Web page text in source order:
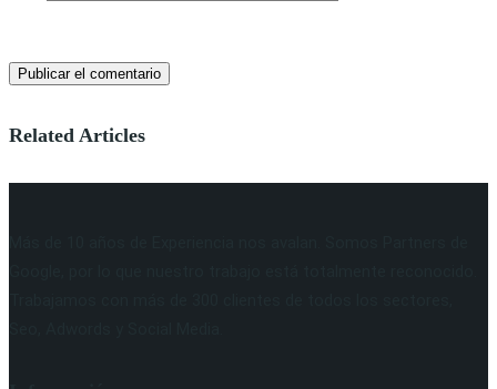
Related Articles